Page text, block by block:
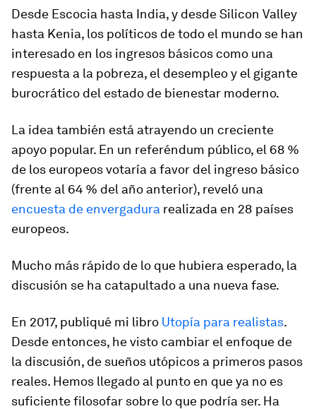
Desde Escocia hasta India, y desde Silicon Valley
hasta Kenia, los políticos de todo el mundo se han
interesado en los ingresos básicos como una
respuesta a la pobreza, el desempleo y el gigante
burocrático del estado de bienestar moderno.
La idea también está atrayendo un creciente
apoyo popular. En un referéndum público, el 68 %
de los europeos votaría a favor del ingreso básico
(frente al 64 % del año anterior), reveló una
encuesta de envergadura realizada en 28 países
europeos.
Mucho más rápido de lo que hubiera esperado, la
discusión se ha catapultado a una nueva fase.
En 2017, publiqué mi libro Utopía para realistas.
Desde entonces, he visto cambiar el enfoque de
la discusión, de sueños utópicos a primeros pasos
reales. Hemos llegado al punto en que ya no es
suficiente filosofar sobre lo que podría ser. Ha